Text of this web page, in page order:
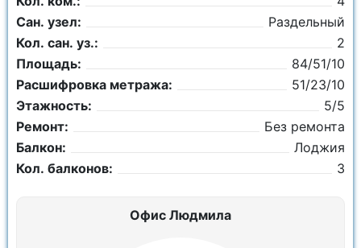
Сан. узел:
Раздельный
Кол. сан. уз.:
2
Площадь:
84/51/10
Расшифровка метража:
51/23/10
Этажность:
5/5
Ремонт:
Без ремонта
Балкон:
Лоджия
Кол. балконов:
3
Офис Людмила